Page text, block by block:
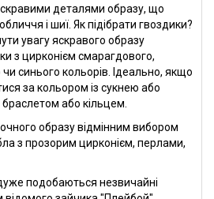
деталями образу, що
і шиї. Як підібрати гвоздики?
увагу яскравого образу
з цирконієм смарагдового,
синього кольорів. Ідеально, якщо
за кольором із сукнею або
або кільцем.
образу відмінним вибором
з прозорим цирконієм, перлами,
подобаються незвичайні